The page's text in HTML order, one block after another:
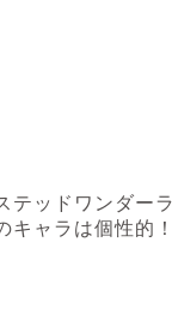
テッドワンダー
キャラは個性的